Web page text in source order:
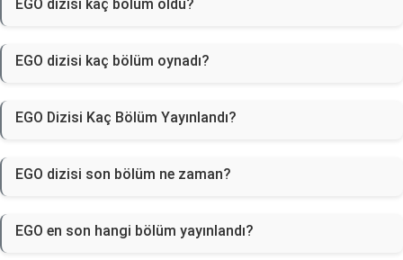
EGO dizisi kaç bölüm oldu?
EGO dizisi kaç bölüm oynadı?
EGO Dizisi Kaç Bölüm Yayınlandı?
EGO dizisi son bölüm ne zaman?
EGO en son hangi bölüm yayınlandı?